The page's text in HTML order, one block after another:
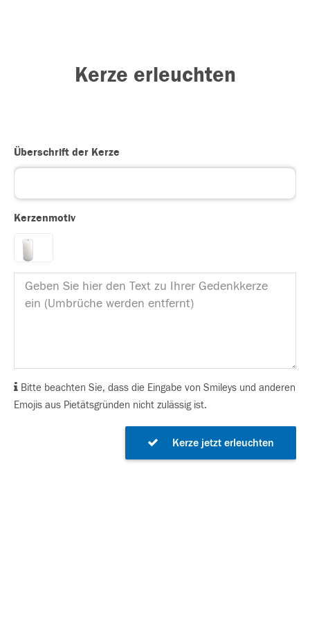
Kerze erleuchten
Überschrift der Kerze
Kerzenmotiv
Bitte beachten Sie, dass die Eingabe von Smileys und anderen
Emojis aus Pietätsgründen nicht zulässig ist.
Kerze jetzt erleuchten